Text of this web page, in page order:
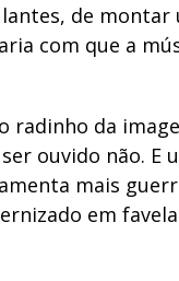
de montar
com que a
radinho da
ouvido não. E
mais
em